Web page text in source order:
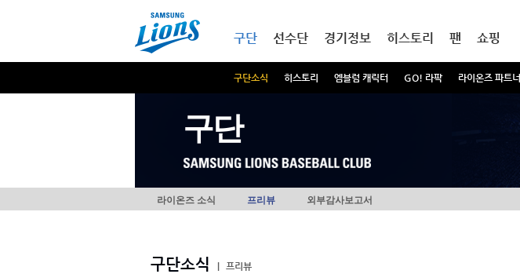
구단
구단소식 히스토리 엠블럼 캐릭터 GO! 라팍 라이온즈 파트너
선수단 경기정보 히스토리 팬 쇼핑
구단
라이온즈 소식 프리뷰 외부감사보고서
구단소식
프리뷰